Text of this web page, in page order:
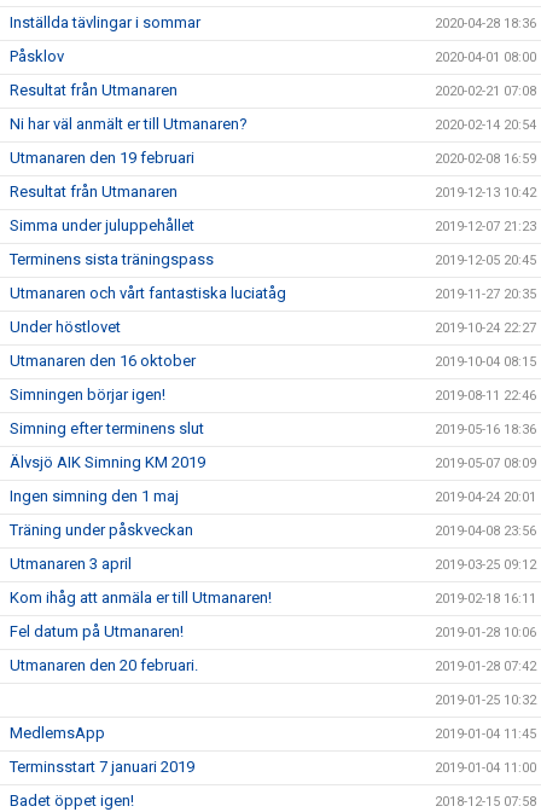
Inställda tävlingar i sommar 2020-04-28 18:36
Påsklov 2020-04-01 08:00
Resultat från Utmanaren 2020-02-21 07:08
Ni har väl anmält er till Utmanaren? 2020-02-14 20:54
Utmanaren den 19 februari 2020-02-08 16:59
Resultat från Utmanaren 2019-12-13 10:42
Simma under juluppehållet 2019-12-07 21:23
Terminens sista träningspass 2019-12-05 20:45
Utmanaren och vårt fantastiska luciatåg 2019-11-27 20:35
Under höstlovet 2019-10-24 22:27
Utmanaren den 16 oktober 2019-10-04 08:15
Simningen börjar igen! 2019-08-11 22:46
Simning efter terminens slut 2019-05-16 18:36
Älvsjö AIK Simning KM 2019 2019-05-07 08:09
Ingen simning den 1 maj 2019-04-24 20:01
Träning under påskveckan 2019-04-08 23:56
Utmanaren 3 april 2019-03-25 09:12
Kom ihåg att anmäla er till Utmanaren! 2019-02-18 16:11
Fel datum på Utmanaren! 2019-01-28 10:06
Utmanaren den 20 februari. 2019-01-28 07:42
2019-01-25 10:32
MedlemsApp 2019-01-04 11:45
Terminsstart 7 januari 2019 2019-01-04 11:00
Badet öppet igen! 2018-12-15 07:58